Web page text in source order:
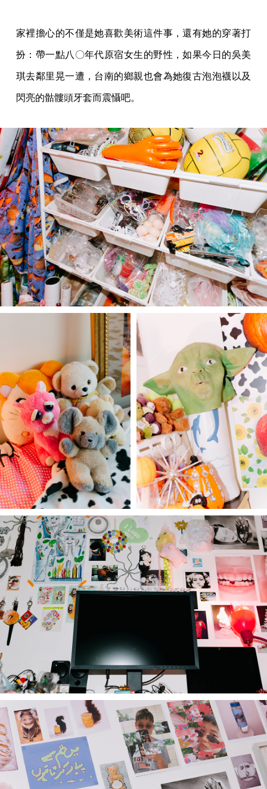
家裡擔心的不僅是她喜歡美術這件事，還有她的穿著打
扮：帶一點八〇年代原宿女生的野性，如果今日的吳美
琪去鄰里晃一遭，台南的鄉親也會為她復古泡泡襪以及
閃亮的骷髏頭牙套而震懾吧。